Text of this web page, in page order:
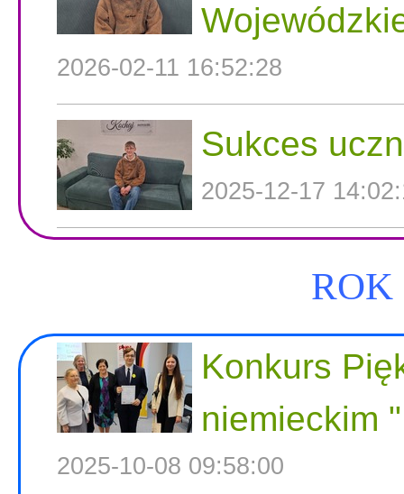
2026-02-11 16:52:28
Sukces
2025-12-17
ROK
Konkurs
niemieckim
2025-10-08 09:58:00